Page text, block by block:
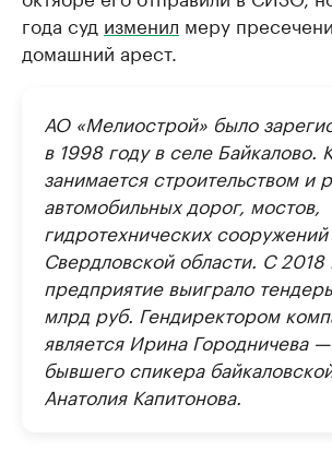
года суд изменил меру
домашний арест.
АО «Мелиострой» было
в 1998 году в селе Байкалово.
занимается строительством и
автомобильных дорог, мостов,
гидротехнических сооружений
Свердловской области. С
предприятие выиграло
млрд руб. Гендиректором
является Ирина Городничева
бывшего спикера
Анатолия Капитонова.